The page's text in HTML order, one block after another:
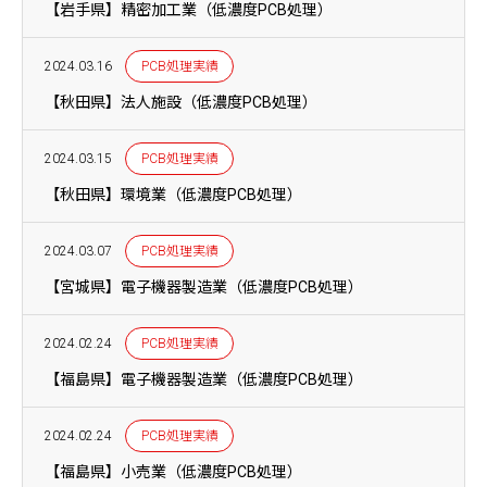
【岩手県】精密加工業（低濃度PCB処理）
2024.03.16 PCB処理実績
【秋田県】法人施設（低濃度PCB処理）
2024.03.15 PCB処理実績
【秋田県】環境業（低濃度PCB処理）
2024.03.07 PCB処理実績
【宮城県】電子機器製造業（低濃度PCB処理）
2024.02.24 PCB処理実績
【福島県】電子機器製造業（低濃度PCB処理）
2024.02.24 PCB処理実績
【福島県】小売業（低濃度PCB処理）